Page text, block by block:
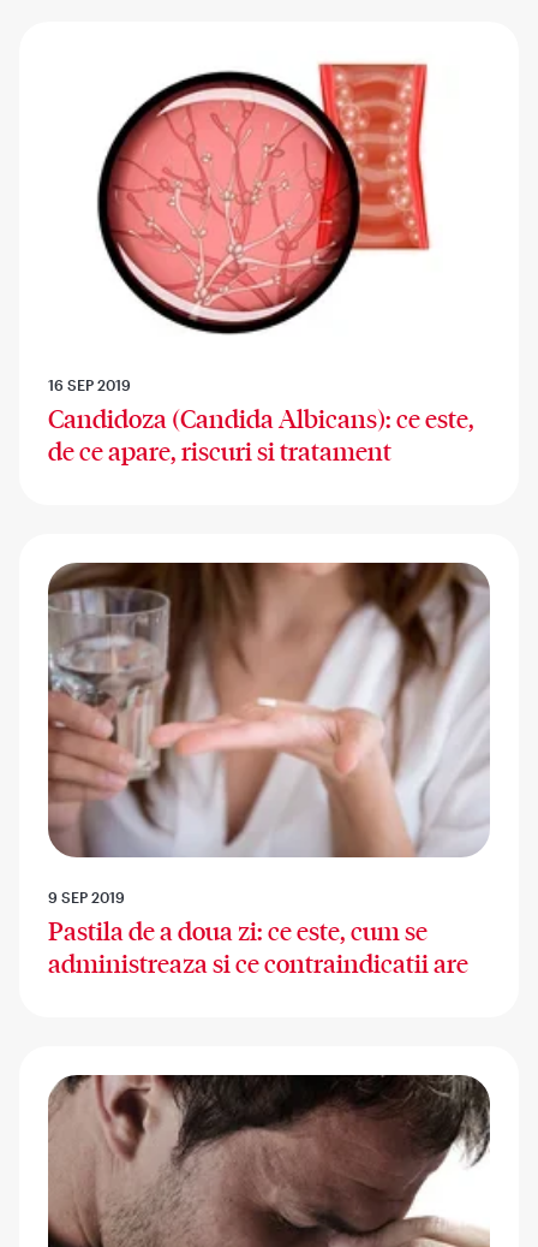
16 SEP 2019
Candidoza (Candida Albicans): ce este,
de ce apare, riscuri si tratament
9 SEP 2019
Pastila de a doua zi: ce este, cum se
administreaza si ce contraindicatii are